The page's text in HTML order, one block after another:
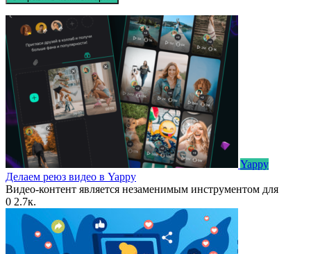
Yappy
Делаем реюз видео в Yappy
Видео-контент является незаменимым инструментом для
0 2.7к.